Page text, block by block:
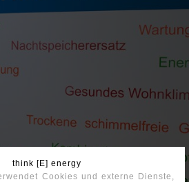
think [E] energy
Cookies und externe Dienste,